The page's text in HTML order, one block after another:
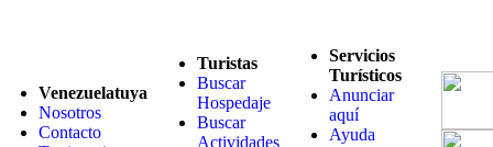
Venezuelatuya
Nosotros
Contacto
Turistas
Buscar
Hospedaje
Buscar
Actividades
Servicios
Turísticos
Anunciar
aquí
Ayuda